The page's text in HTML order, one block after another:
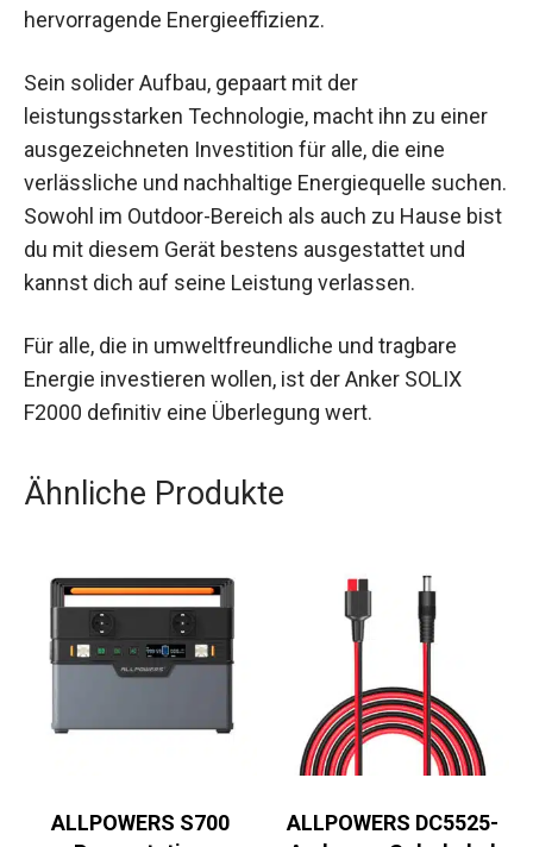
hervorragende Energieeffizienz.
Sein solider Aufbau, gepaart mit der
leistungsstarken Technologie, macht ihn zu einer
ausgezeichneten Investition für alle, die eine
verlässliche und nachhaltige Energiequelle suchen.
Sowohl im Outdoor-Bereich als auch zu Hause bist
du mit diesem Gerät bestens ausgestattet und
kannst dich auf seine Leistung verlassen.
Für alle, die in umweltfreundliche und tragbare
Energie investieren wollen, ist der Anker SOLIX
F2000 definitiv eine Überlegung wert.
Ähnliche Produkte
ALLPOWERS S700
ALLPOWERS DC5525-